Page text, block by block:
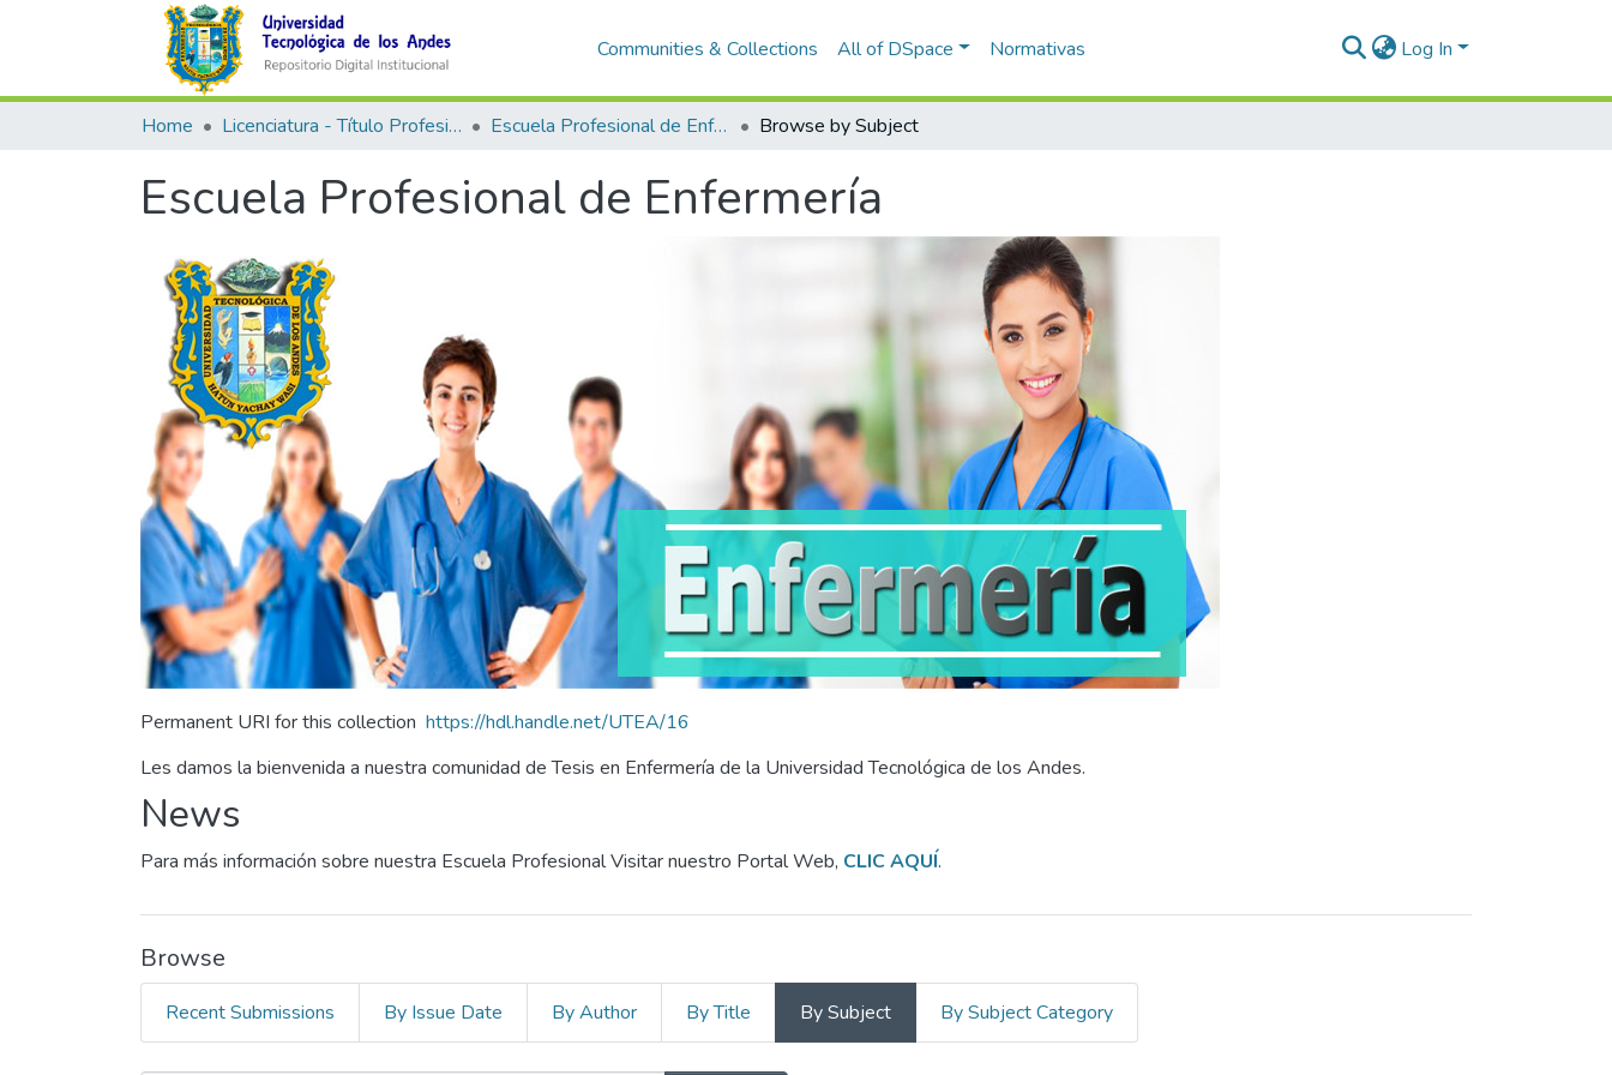
Communities & Collections All of DSpace Normativas Log In
Home Licenciatura - Título Profesional Escuela Profesional de Enfermería Browse by Subject
Escuela Profesional de Enfermería
Permanent URI for this collection https://hdl.handle.net/UTEA/16
Les damos la bienvenida a nuestra comunidad de Tesis en Enfermería de la Universidad Tecnológica de los Andes.
News
Para más información sobre nuestra Escuela Profesional Visitar nuestro Portal Web, CLIC AQUÍ.
Browse
Recent Submissions By Issue Date By Author By Title By Subject By Subject Category